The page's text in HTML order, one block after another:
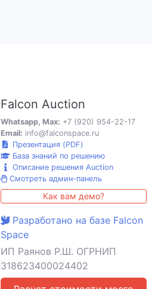
Falcon Auction
Whatsapp, Max: +7 (920) 954-22-17
Email: info@falconspace.ru
Презентация (PDF)
База знаний по решению
Описание решения Auction
Смотреть админ-панель
Как вам демо?
Разработано на базе Falcon
Space
ИП Раянов Р.Ш. ОГРНИП
318623400024402